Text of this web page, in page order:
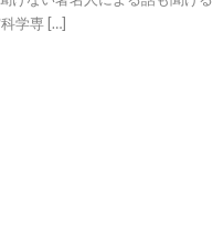
学専 […]